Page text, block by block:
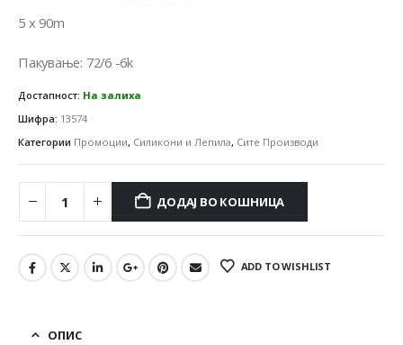
5 x 90m
Пакување: 72/6 -6k
Достапност: На залиха
Шифра: 13574
Категории Промоции, Силикони и Лепила, Сите Производи
ДОДАЈ ВО КОШНИЦА
ADD TO WISHLIST
ОПИС